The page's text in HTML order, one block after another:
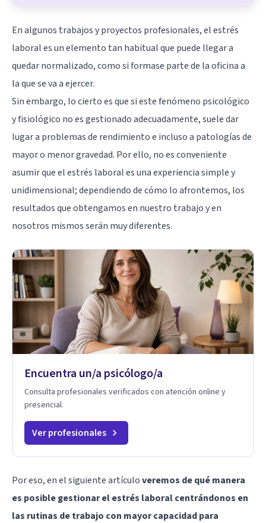
En algunos trabajos y proyectos profesionales, el estrés
laboral es un elemento tan habitual que puede llegar a
quedar normalizado, como si formase parte de la oficina a
la que se va a ejercer.
Sin embargo, lo cierto es que si este fenómeno psicológico
y fisiológico no es gestionado adecuadamente, suele dar
lugar a problemas de rendimiento e incluso a patologías de
mayor o menor gravedad. Por ello, no es conveniente
asumir que el estrés laboral es una experiencia simple y
unidimensional; dependiendo de cómo lo afrontemos, los
resultados que obtengamos en nuestro trabajo y en
nosotros mismos serán muy diferentes.
Encuentra un/a psicólogo/a
Consulta profesionales verificados con atención online y
presencial.
Ver profesionales
Por eso, en el siguiente artículoveremos de qué manera
es posible gestionar el estrés laboral centrándonos en
las rutinas de trabajo con mayor capacidad para